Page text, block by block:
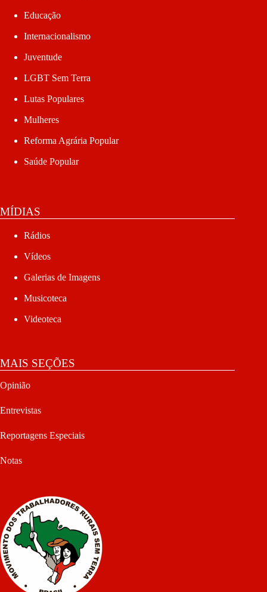
Educação
Internacionalismo
Juventude
LGBT Sem Terra
Lutas Populares
Mulheres
Reforma Agrária Popular
Saúde Popular
MÍDIAS
Rádios
Vídeos
Galerias de Imagens
Musicoteca
Videoteca
MAIS SEÇÕES
Opinião
Entrevistas
Reportagens Especiais
Notas